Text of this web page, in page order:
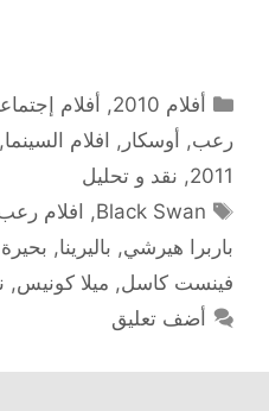
التصنيفات
أفلام 2010 , أفلام
رعب, أوسكار , افلام السينما,
2011
, نقد و تحليل
الوسوم
Black Swan
, افلام
باربرا هيرشي, باليرينا,
فينست كاسل, ميلا كونيس,
أضف تعليق